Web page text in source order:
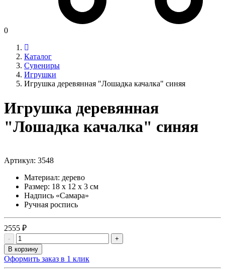
0
Каталог
Сувениры
Игрушки
Игрушка деревянная "Лошадка качалка" синяя
Игрушка деревянная
"Лошадка качалка" синяя
Артикул: 3548
Материал: дерево
Размер: 18 х 12 х 3 см
Надпись «Самара»
Ручная роспись
2555 ₽
-
+
В корзину
Оформить заказ в 1 клик